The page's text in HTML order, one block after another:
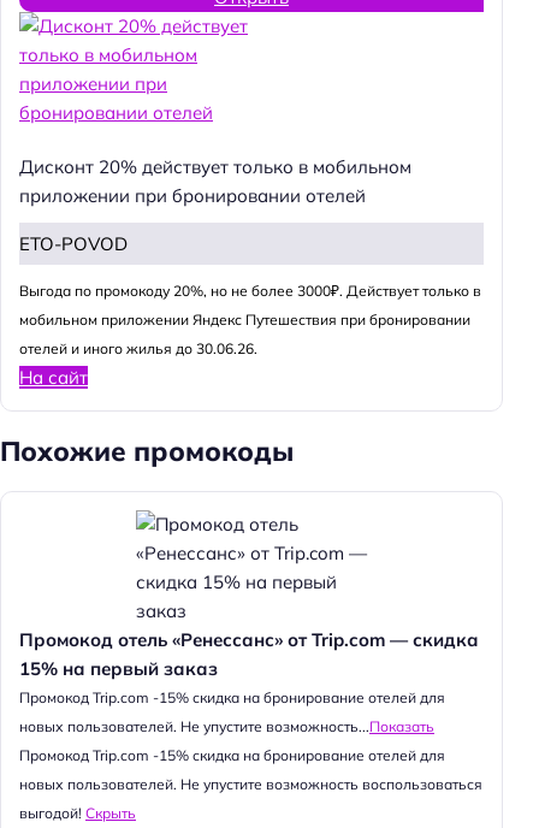
Дисконт 20% действует только в мобильном
приложении при бронировании отелей
ETO-POVOD
Выгода по промокоду 20%, но не более 3000₽. Действует только в
мобильном приложении Яндекс Путешествия при бронировании
отелей и иного жилья до 30.06.26.
На сайт
Похожие промокоды
Промокод отель «Ренессанс» от Trip.com — скидка
15% на первый заказ
Промокод Trip.com -15% скидка на бронирование отелей для
новых пользователей. Не упустите возможность...Показать
Промокод Trip.com -15% скидка на бронирование отелей для
новых пользователей. Не упустите возможность воспользоваться
выгодой! Скрыть